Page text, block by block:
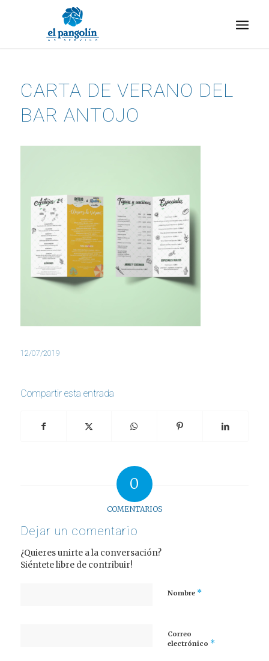
CARTA DE VERANO DEL
BAR ANTOJO
12/07/2019
Compartir esta entrada
0
COMENTARIOS
Dejar un comentario
¿Quieres unirte a la conversación?
Siéntete libre de contribuir!
Nombre *
Correo
electrónico *